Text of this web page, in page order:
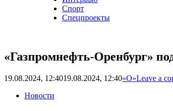
Спорт
Спецпроекты
«Газпромнефть-Оренбург»
19.08.2024, 12:4019.08.2024, 12:40«О»Leave a
Новости